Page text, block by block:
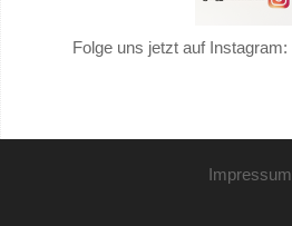
Folge uns jetzt auf Instagram:
Impressum